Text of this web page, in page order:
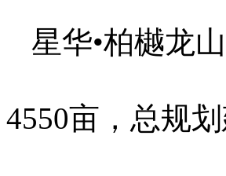
星华•柏樾龙
4550亩，总规